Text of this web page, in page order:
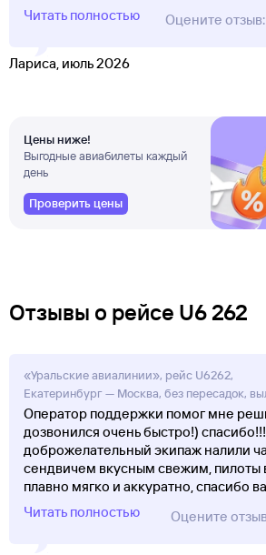
Читать полностью
Оцените отзыв:
Лариса, июль 2026
Цены ниже!
Выгодные авиабилеты каждый
день
Проверить цены
Отзывы о рейсе U6 262
«Уральские авиалинии», рейс U6262,
Екатеринбург — Москва, без пересадок,
Оператор поддержки помог мне
дозвонился очень быстро!)
доброжелательный экипаж налили
сендвичем вкусным свежим, пилоты
плавно мягко и аккуратно, спасибо
Читать полностью
Оцените